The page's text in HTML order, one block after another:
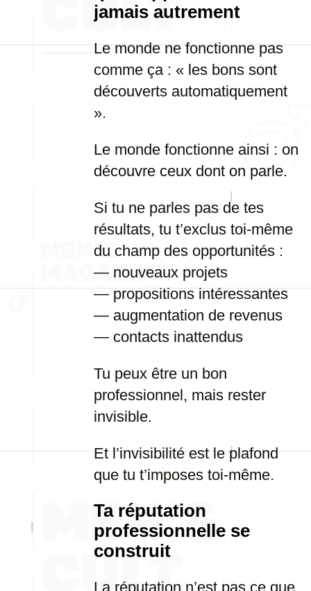
jamais autrement
Le monde ne fonctionne pas
comme ça : « les bons sont
découverts automatiquement
».
Le monde fonctionne ainsi : on
découvre ceux dont on parle.
Si tu ne parles pas de tes
résultats, tu t’exclus toi-même
du champ des opportunités :
— nouveaux projets
— propositions intéressantes
— augmentation de revenus
— contacts inattendus
Tu peux être un bon
professionnel, mais rester
invisible.
Et l’invisibilité est le plafond
que tu t’imposes toi-même.
Ta réputation
professionnelle se
construit
La réputation n’est pas ce que